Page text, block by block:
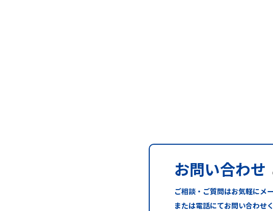
お問い合わせ
ご相談・ご質問はお気軽にメ
または電話にてお問い合わせく